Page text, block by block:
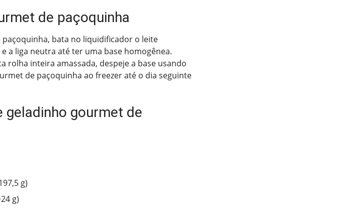
de paçoquinha
bata no liquidificador o leite
a liga neutra até ter uma base homogênea.
rolha inteira amassada, despeje a base usando
de paçoquinha ao freezer até o dia seguinte
geladinho gourmet de
g)
g)